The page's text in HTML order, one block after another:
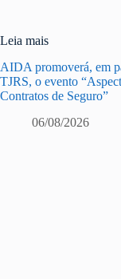
Leia mais
AIDA promoverá, em
TJRS, o evento
Contratos de Seguro”
06/08/2026